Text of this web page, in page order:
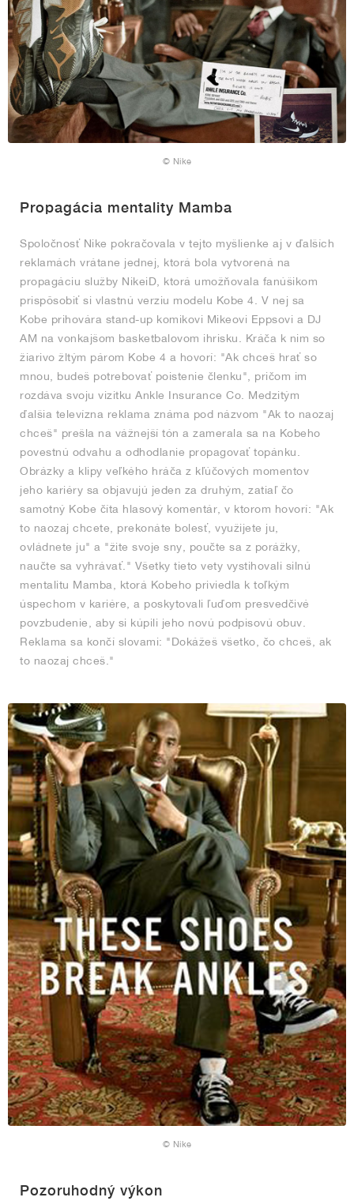
© Nike
Propagácia mentality Mamba
Spoločnosť Nike pokračovala v tejto myšlienke aj v ďalších
reklamách vrátane jednej, ktorá bola vytvorená na
propagáciu služby NikeiD, ktorá umožňovala fanúšikom
prispôsobiť si vlastnú verziu modelu Kobe 4. V nej sa
Kobe prihovára stand-up komikovi Mikeovi Eppsovi a DJ
AM na vonkajšom basketbalovom ihrisku. Kráča k nim so
žiarivo žltým párom Kobe 4 a hovorí: "Ak chceš hrať so
mnou, budeš potrebovať poistenie členku", pričom im
rozdáva svoju vizitku Ankle Insurance Co. Medzitým
ďalšia televízna reklama známa pod názvom "Ak to naozaj
chceš" prešla na vážnejší tón a zamerala sa na Kobeho
povestnú odvahu a odhodlanie propagovať topánku.
Obrázky a klipy veľkého hráča z kľúčových momentov
jeho kariéry sa objavujú jeden za druhým, zatiaľ čo
samotný Kobe číta hlasový komentár, v ktorom hovorí: "Ak
to naozaj chcete, prekonáte bolesť, využijete ju,
ovládnete ju" a "žite svoje sny, poučte sa z porážky,
naučte sa vyhrávať." Všetky tieto vety vystihovali silnú
mentalitu Mamba, ktorá Kobeho priviedla k toľkým
úspechom v kariére, a poskytovali ľuďom presvedčivé
povzbudenie, aby si kúpili jeho novú podpisovú obuv.
Reklama sa končí slovami: "Dokážeš všetko, čo chceš, ak
to naozaj chceš."
© Nike
Pozoruhodný výkon